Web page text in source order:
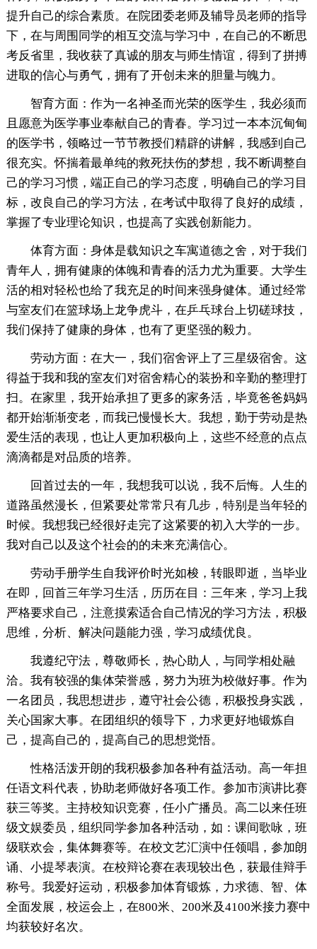
提升自己的综合素质。在院团委老师及辅导员老师的指导
下，在与周围同学的相互交流与学习中，在自己的不断思
考反省里，我收获了真诚的朋友与师生情谊，得到了拼搏
进取的信心与勇气，拥有了开创未来的胆量与魄力。
智育方面：作为一名神圣而光荣的医学生，我必须而
且愿意为医学事业奉献自己的青春。学习过一本本沉甸甸
的医学书，领略过一节节教授们精辟的讲解，我感到自己
很充实。怀揣着最单纯的救死扶伤的梦想，我不断调整自
己的学习习惯，端正自己的学习态度，明确自己的学习目
标，改良自己的学习方法，在考试中取得了良好的成绩，
掌握了专业理论知识，也提高了实践创新能力。
体育方面：身体是载知识之车寓道德之舍，对于我们
青年人，拥有健康的体魄和青春的活力尤为重要。大学生
活的相对轻松也给了我充足的时间来强身健体。通过经常
与室友们在篮球场上龙争虎斗，在乒乓球台上切磋球技，
我们保持了健康的身体，也有了更坚强的毅力。
劳动方面：在大一，我们宿舍评上了三星级宿舍。这
得益于我和我的室友们对宿舍精心的装扮和辛勤的整理打
扫。在家里，我开始承担了更多的家务活，毕竟爸爸妈妈
都开始渐渐变老，而我已慢慢长大。我想，勤于劳动是热
爱生活的表现，也让人更加积极向上，这些不经意的点点
滴滴都是对品质的培养。
回首过去的一年，我想我可以说，我不后悔。人生的
道路虽然漫长，但紧要处常常只有几步，特别是当年轻的
时候。我想我已经很好走完了这紧要的初入大学的一步。
我对自己以及这个社会的的未来充满信心。
劳动手册学生自我评价时光如梭，转眼即逝，当毕业
在即，回首三年学习生活，历历在目：三年来，学习上我
严格要求自己，注意摸索适合自己情况的学习方法，积极
思维，分析、解决问题能力强，学习成绩优良。
我遵纪守法，尊敬师长，热心助人，与同学相处融
洽。我有较强的集体荣誉感，努力为班为校做好事。作为
一名团员，我思想进步，遵守社会公德，积极投身实践，
关心国家大事。在团组织的领导下，力求更好地锻炼自
己，提高自己的，提高自己的思想觉悟。
性格活泼开朗的我积极参加各种有益活动。高一年担
任语文科代表，协助老师做好各项工作。参加市演讲比赛
获三等奖。主持校知识竞赛，任小广播员。高二以来任班
级文娱委员，组织同学参加各种活动，如：课间歌咏，班
级联欢会，集体舞赛等。在校文艺汇演中任领唱，参加朗
诵、小提琴表演。在校辩论赛在表现较出色，获最佳辩手
称号。我爱好运动，积极参加体育锻炼，力求德、智、体
全面发展，校运会上，在800米、200米及4100米接力赛中
均获较好名次。